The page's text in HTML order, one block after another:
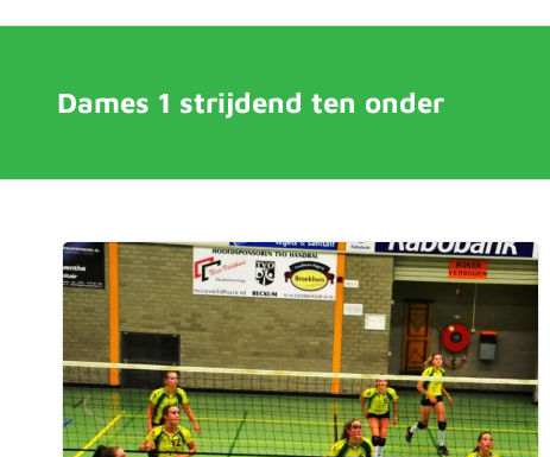
Dames 1 strijdend ten onder